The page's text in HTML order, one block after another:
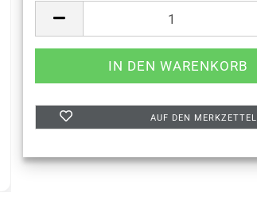
AUF DEN MERKZETTEL